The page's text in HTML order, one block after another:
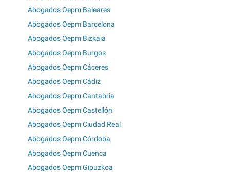
Abogados Oepm Baleares
Abogados Oepm Barcelona
Abogados Oepm Bizkaia
Abogados Oepm Burgos
Abogados Oepm Cáceres
Abogados Oepm Cádiz
Abogados Oepm Cantabria
Abogados Oepm Castellón
Abogados Oepm Ciudad Real
Abogados Oepm Córdoba
Abogados Oepm Cuenca
Abogados Oepm Gipuzkoa